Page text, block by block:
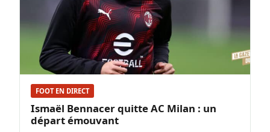
FOOT EN DIRECT
Ismaël Bennacer quitte AC Milan : un
départ émouvant